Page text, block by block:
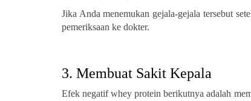
Jika Anda menemukan gejala-gejala tersebut
pemeriksaan ke dokter.
3. Membuat Sakit Kepala
Efek negatif whey protein berikutnya adalah